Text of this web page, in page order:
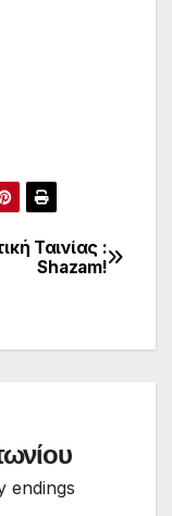
Ταινίας :
Shazam!
endings